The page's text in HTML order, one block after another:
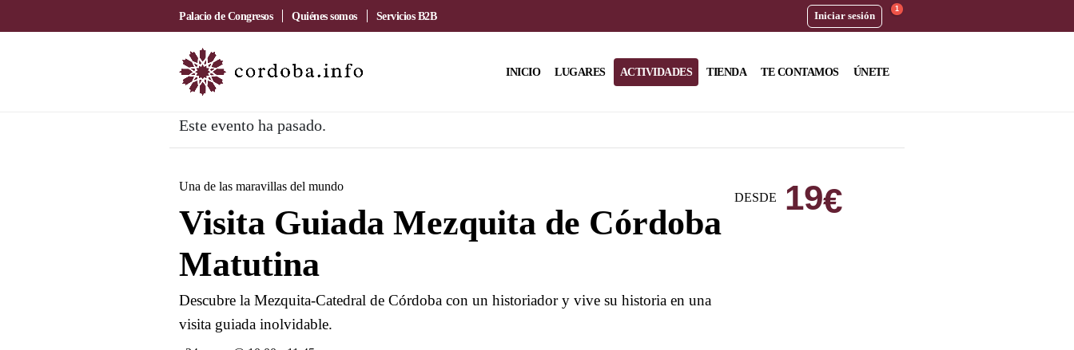
Palacio de Congresos Quiénes somos Servicios B2B Iniciar sesión
1
INICIO LUGARES ACTIVIDADES TIENDA TE CONTAMOS ÚNETE
Este evento ha pasado.
Una de las maravillas del mundo
Visita Guiada Mezquita de Córdoba
Matutina
Descubre la Mezquita-Catedral de Córdoba con un historiador y vive su historia en una
visita guiada inolvidable.
DESDE 19€